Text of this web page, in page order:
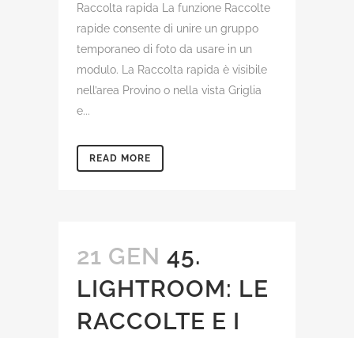
Raccolta rapida La funzione Raccolte
rapide consente di unire un gruppo
temporaneo di foto da usare in un
modulo. La Raccolta rapida è visibile
nell’area Provino o nella vista Griglia
e...
READ MORE
21 GEN 45.
LIGHTROOM: LE
RACCOLTE E I